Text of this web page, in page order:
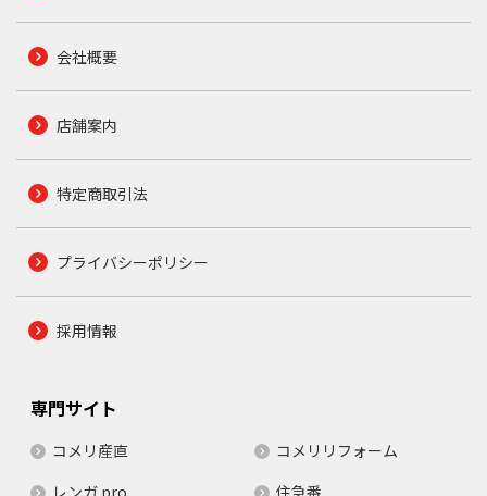
会社概要
店舗案内
特定商取引法
プライバシーポリシー
採用情報
専門サイト
コメリ産直
コメリリフォーム
レンガ.pro
住急番